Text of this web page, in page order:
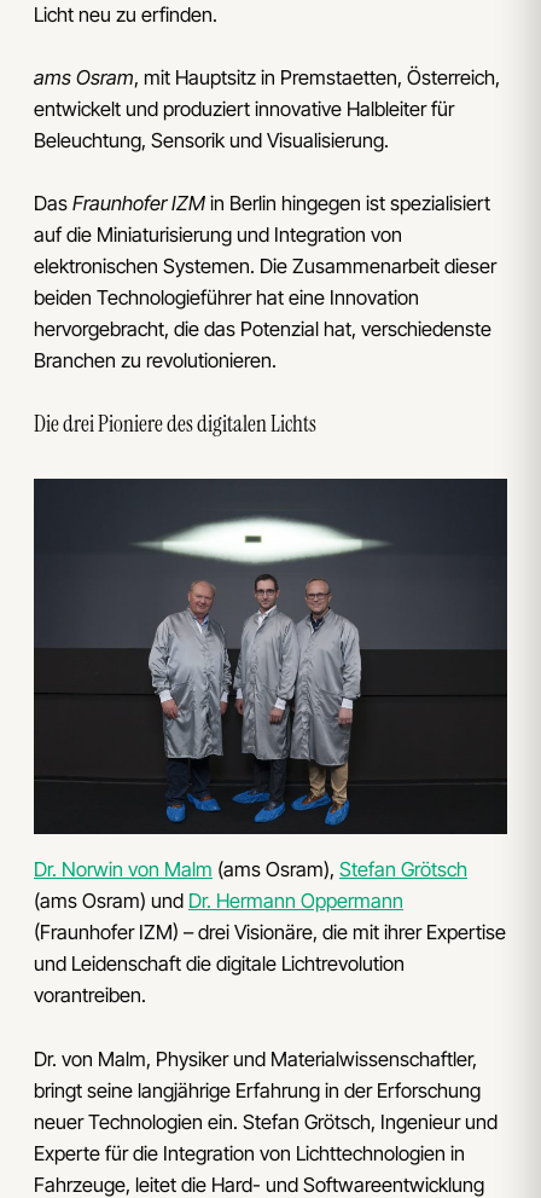
Licht neu zu erfinden.
ams Osram, mit Hauptsitz in Premstaetten, Österreich,
entwickelt und produziert innovative Halbleiter für
Beleuchtung, Sensorik und Visualisierung.
Das Fraunhofer IZM in Berlin hingegen ist spezialisiert
auf die Miniaturisierung und Integration von
elektronischen Systemen. Die Zusammenarbeit dieser
beiden Technologieführer hat eine Innovation
hervorgebracht, die das Potenzial hat, verschiedenste
Branchen zu revolutionieren.
Die drei Pioniere des digitalen Lichts
Dr. Norwin von Malm (ams Osram), Stefan Grötsch
(ams Osram) und Dr. Hermann Oppermann
(Fraunhofer IZM) – drei Visionäre, die mit ihrer Expertise
und Leidenschaft die digitale Lichtrevolution
vorantreiben.
Dr. von Malm, Physiker und Materialwissenschaftler,
bringt seine langjährige Erfahrung in der Erforschung
neuer Technologien ein. Stefan Grötsch, Ingenieur und
Experte für die Integration von Lichttechnologien in
Fahrzeuge, leitet die Hard- und Softwareentwicklung